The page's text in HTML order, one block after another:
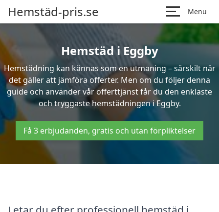
Hemstäd-pris.se Menu
Hemstäd i Eggby
Hemstädning kan kännas som en utmaning – särskilt när
det gäller att jämföra offerter. Men om du följer denna
guide och använder vår offerttjänst får du den enklaste
och tryggaste hemstädningen i Eggby.
Få 3 erbjudanden, gratis och utan förpliktelser